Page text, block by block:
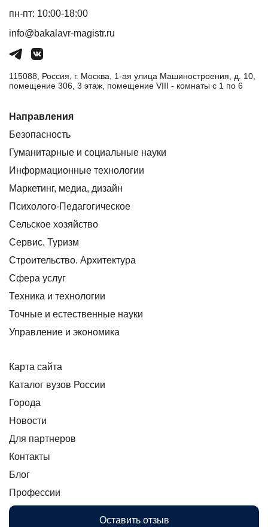
пн-пт: 10:00-18:00
info@bakalavr-magistr.ru
115088, Россия, г. Москва, 1-ая улица Машиностроения, д. 10,
помещение 306, 3 этаж, помещение VIII - комнаты с 1 по 6
Направления
Безопасность
Гуманитарные и социальные науки
Информационные технологии
Маркетинг, медиа, дизайн
Психолого-Педагогическое
Сельское хозяйство
Сервис. Туризм
Строительство. Архитектура
Сфера услуг
Техника и технологии
Точные и естественные науки
Управление и экономика
Карта сайта
Каталог вузов России
Города
Новости
Для партнеров
Контакты
Блог
Профессии
Оставить отзыв